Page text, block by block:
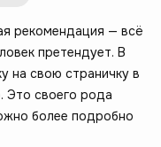
рекомендация — всё
претендует. В
на свою страничку в
Это своего рода
более подробно